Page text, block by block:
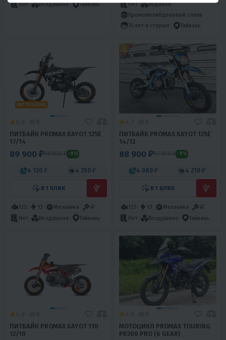
Нет
Воздушное Тайвань
Нет
Водяное
Хромомолибденовый сплав
15 лет и старше
Тайвань
ХИТ ПРОДАЖ
ПИТБАЙК PROMAX KAYOT 125E
17/14
89 900 ₽98 800 ₽ -9%
4 120 ₽ 4 250 ₽
В 1 КЛИК
125 13 Механика
4T
Нет
Воздушное Тайвань
ПИТБАЙК PROMAX KAYOT 125E
14/12
88 900 ₽97 800 ₽ -9%
4 080 ₽ 4 210 ₽
В 1 КЛИК
125 13 Механика
4T
Нет
Воздушное Тайвань
ПИТБАЙК PROMAX KAYOT 110
12/10
МОТОЦИКЛ PROMAX TOURING
PR300 PRO (6 GEAR)